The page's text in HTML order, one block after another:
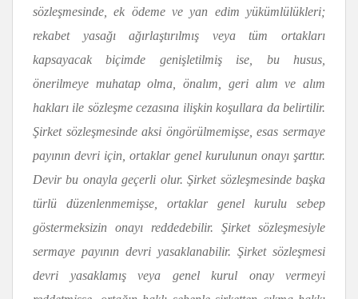
sözleşmesinde, ek ödeme ve yan edim yükümlülükleri;
rekabet yasağı ağırlaştırılmış veya tüm ortakları
kapsayacak biçimde genişletilmiş ise, bu husus,
önerilmeye muhatap olma, önalım, geri alım ve alım
hakları ile sözleşme cezasına ilişkin koşullara da belirtilir.
Şirket sözleşmesinde aksi öngörülmemişse, esas sermaye
payının devri için, ortaklar genel kurulunun onayı şarttır.
Devir bu onayla geçerli olur. Şirket sözleşmesinde başka
türlü düzenlenmemişse, ortaklar genel kurulu sebep
göstermeksizin onayı reddedebilir. Şirket sözleşmesiyle
sermaye payının devri yasaklanabilir. Şirket sözleşmesi
devri yasaklamış veya genel kurul onay vermeyi